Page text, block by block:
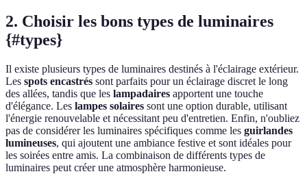
2. Choisir les bons types de luminaires
{#types}
Il existe plusieurs types de luminaires destinés à l'éclairage extérieur.
Les spots encastrés sont parfaits pour un éclairage discret le long
des allées, tandis que les lampadaires apportent une touche
d'élégance. Les lampes solaires sont une option durable, utilisant
l'énergie renouvelable et nécessitant peu d'entretien. Enfin, n'oubliez
pas de considérer les luminaires spécifiques comme les guirlandes
lumineuses, qui ajoutent une ambiance festive et sont idéales pour
les soirées entre amis. La combinaison de différents types de
luminaires peut créer une atmosphère harmonieuse.